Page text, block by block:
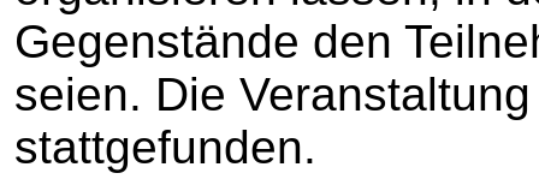
Gegenstände den
seien. Die
stattgefunden.